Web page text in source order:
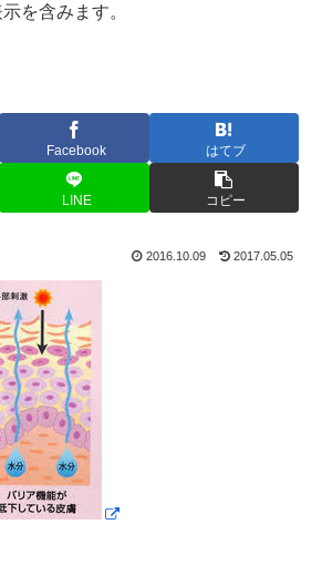
を含みます。
Facebook はてブ
LINE コピー
2016.10.09 2017.05.05